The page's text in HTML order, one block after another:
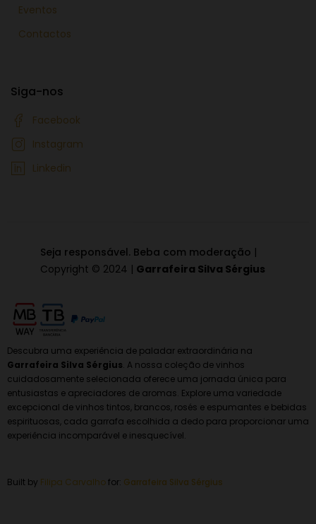
Eventos
Contactos
Siga-nos
Facebook
Instagram
Linkedin
Seja responsável. Beba com moderação |
Copyright © 2024 | Garrafeira Silva Sérgius
Descubra uma experiência de paladar extraordinária na
Garrafeira Silva Sérgius. A nossa coleção de vinhos
cuidadosamente selecionada oferece uma jornada única para
entusiastas e apreciadores de aromas. Explore uma variedade
excepcional de vinhos tintos, brancos, rosés e espumantes e bebidas
espirituosas, cada garrafa escolhida a dedo para proporcionar uma
experiência incomparável e inesquecível.
Built by Filipa Carvalhofor: Garrafeira Silva Sérgius